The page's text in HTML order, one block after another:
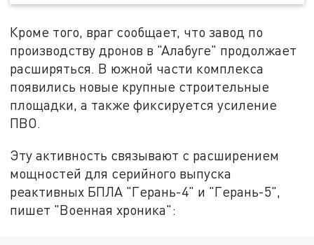
Кроме того, враг сообщает, что завод по
производству дронов в "Алабуге" продолжает
расширяться. В южной части комплекса
появились новые крупные строительные
площадки, а также фиксируется усиление
ПВО.
Эту активность связывают с расширением
мощностей для серийного выпуска
реактивных БПЛА "Герань-4" и "Герань-5",
пишет "Военная хроника":